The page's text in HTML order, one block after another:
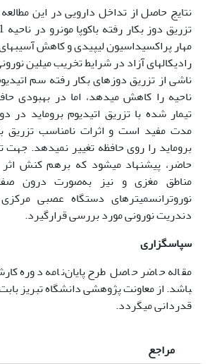
نتایج حاصل از تداخل دارویی در این
مهار پراکسیداسیون لیپیدی و کاهش
رادیکالهای آزاد در شرایط تخریب میلین
ناشی از تزریق دوزهای بکار رفته سم
ناحیه را کاهش می­دهد، اما در بهبودی
تیمار شده با تزریق اتیدیوم بروماید در
مدت مفید است و اثرات نامناسب تزریق
بروماید را روی حافظه تغییر نمی­دهد. جهت
حاضر، پیشنهاد می­شود که برهم کنش اثر
مناطق مغز­ی و نیز به‌صورت درون
نوروترانسمیترهای دستگاه عصبی
دندریت نورونی مورد بررسی قرارگیرد.
سپاسگزاری
باشد. از معاونت پژوهشی دانشگاه تبریز بابت
قدردانی می­گردد.
مراجع